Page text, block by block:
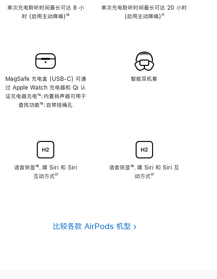
单次充电聆听时间最长可达 8 小
时 (启用主动降噪)脚
¹⁰
MagSafe 充电盒 (USB-C) 可通
过 Apple Watch 充电器和 Qi 认
证充电器充电脚
注
¹⁴；内置扬声器可用于
查找功能脚
¹⁵；自带挂绳孔
语音突显脚
注
¹⁶、嘿 Siri 和 Siri
互动方式脚
¹⁷
单次充电聆听时间最长可达 20 小时
(启用主动降噪)脚
¹¹
智能耳机套
语音突显脚
注
¹⁶、嘿 Siri 和 Siri 互
动方式脚
¹⁷
比较各款 AirPods 机型